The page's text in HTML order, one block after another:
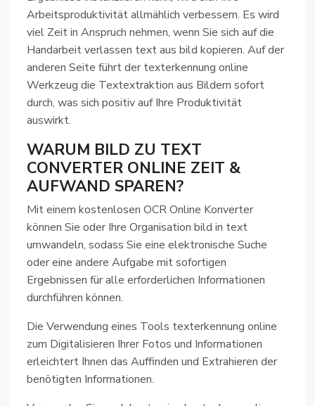
Arbeitsproduktivität allmählich verbessern. Es wird
viel Zeit in Anspruch nehmen, wenn Sie sich auf die
Handarbeit verlassen text aus bild kopieren. Auf der
anderen Seite führt der texterkennung online
Werkzeug die Textextraktion aus Bildern sofort
durch, was sich positiv auf Ihre Produktivität
auswirkt.
WARUM BILD ZU TEXT
CONVERTER ONLINE ZEIT &
AUFWAND SPAREN?
Mit einem kostenlosen OCR Online Konverter
können Sie oder Ihre Organisation bild in text
umwandeln, sodass Sie eine elektronische Suche
oder eine andere Aufgabe mit sofortigen
Ergebnissen für alle erforderlichen Informationen
durchführen können.
Die Verwendung eines Tools texterkennung online
zum Digitalisieren Ihrer Fotos und Informationen
erleichtert Ihnen das Auffinden und Extrahieren der
benötigten Informationen.